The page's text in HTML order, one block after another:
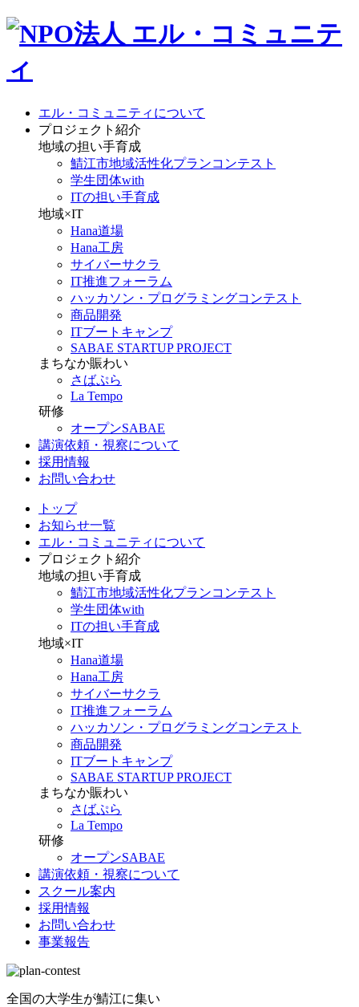
エル・コミュニティについて
プロジェクト紹介
地域の担い手育成
鯖江市地域活性化プランコンテスト
学生団体with
ITの担い手育成
地域×IT
Hana道場
Hana工房
サイバーサクラ
IT推進フォーラム
ハッカソン・プログラミングコンテスト
商品開発
ITブートキャンプ
SABAE STARTUP PROJECT
まちなか賑わい
さばぷら
La Tempo
研修
オープンSABAE
講演依頼・視察について
採用情報
お問い合わせ
トップ
お知らせ一覧
エル・コミュニティについて
プロジェクト紹介
地域の担い手育成
鯖江市地域活性化プランコンテスト
学生団体with
ITの担い手育成
地域×IT
Hana道場
Hana工房
サイバーサクラ
IT推進フォーラム
ハッカソン・プログラミングコンテスト
商品開発
ITブートキャンプ
SABAE STARTUP PROJECT
まちなか賑わい
さばぷら
La Tempo
研修
オープンSABAE
講演依頼・視察について
スクール案内
採用情報
お問い合わせ
事業報告
全国の大学生が鯖江に集い